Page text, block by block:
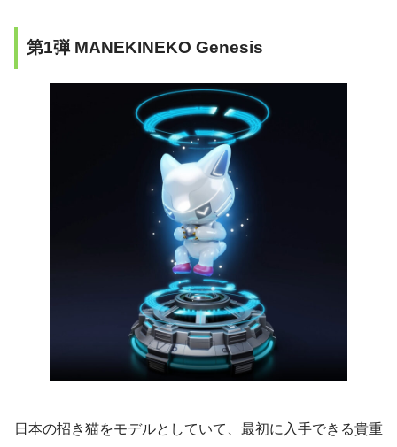
第1弾 MANEKINEKO Genesis
日本の招き猫をモデルとしていて、最初に入手できる貴重